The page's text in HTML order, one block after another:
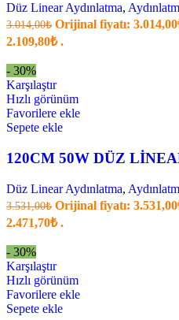
Düz Linear Aydınlatma,
3.014,00₺ Orijinal fiyatı:
2.109,80₺ .
- 30%
Karşılaştır
Hızlı görünüm
Favorilere ekle
Sepete ekle
120CM 50W DÜZ
Düz Linear Aydınlatma,
3.531,00₺ Orijinal fiyatı:
2.471,70₺ .
- 30%
Karşılaştır
Hızlı görünüm
Favorilere ekle
Sepete ekle